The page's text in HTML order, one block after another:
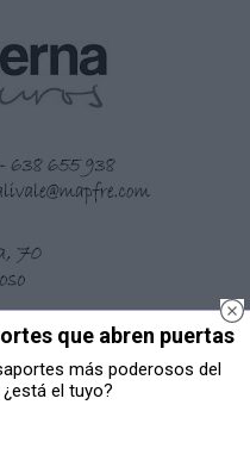
que abren puertas
más poderosos del
el tuyo?